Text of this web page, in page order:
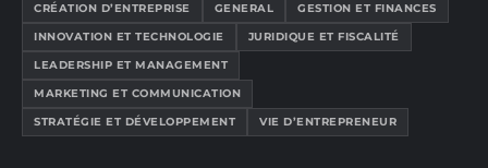
CRÉATION D’ENTREPRISE GENERAL
GESTION ET FINANCES
INNOVATION ET TECHNOLOGIE
JURIDIQUE ET FISCALITÉ
LEADERSHIP ET MANAGEMENT
MARKETING ET COMMUNICATION
STRATÉGIE ET DÉVELOPPEMENT
VIE D’ENTREPRENEUR